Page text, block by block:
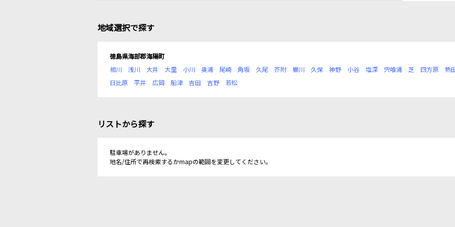
地域選択で探す
徳島県海部郡海陽町
相川
浅川 大井 大里 小川 奥浦 尾崎 角坂 久尾 芥附 櫛川 久保 神野 小谷 塩深 宍喰浦 芝 四方原 熟
日比原
平井 広岡 船津 吉田 吉野 若松
リストから探す
駐車場がありません。
地名/住所で再検索するかmapの範囲を変更してください。